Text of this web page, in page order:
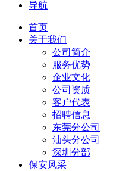
导航
首页
关于我们
公司简介
服务优势
企业文化
公司资质
客户代表
招聘信息
东莞分公司
汕头分公司
深圳分部
保安风采